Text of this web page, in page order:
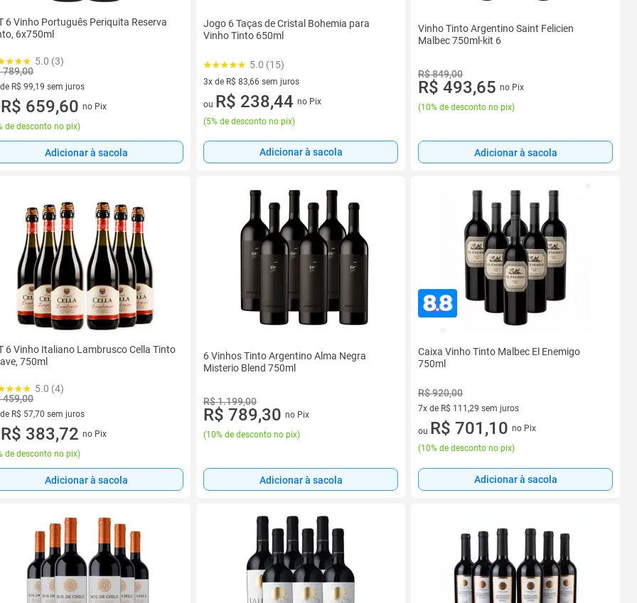
6 Vinho Português Periquita Reserva
6x750ml
5.0 (3)
789,00
R$ 99,19 sem juros
de R$ 99,19 sem juros
R$ 659,60 no Pix
de desconto no pix)
Adicionar à sacola
Jogo 6 Taças de Cristal Bohemia para
Vinho Tinto 650ml
5.0 (15)
3x de R$ 83,66 sem juros
3 vez de R$ 83,66 sem juros
ou R$ 238,44 no Pix
(5% de desconto no pix)
Adicionar à sacola
Vinho Tinto Argentino Saint Felicien
Malbec 750ml-kit 6
R$ 849,00
R$ 493,65 no Pix
(10% de desconto no pix)
Adicionar à sacola
6 Vinho Italiano Lambrusco Cella Tinto
750ml
5.0 (4)
459,00
R$ 57,70 sem juros
de R$ 57,70 sem juros
R$ 383,72 no Pix
de desconto no pix)
Adicionar à sacola
6 Vinhos Tinto Argentino Alma Negra
Misterio Blend 750ml
R$ 1.199,00
R$ 789,30 no Pix
(10% de desconto no pix)
Adicionar à sacola
Caixa Vinho Tinto Malbec El Enemigo
750ml
R$ 920,00
7x de R$ 111,29 sem juros
7 vez de R$ 111,29 sem juros
ou R$ 701,10 no Pix
(10% de desconto no pix)
Adicionar à sacola